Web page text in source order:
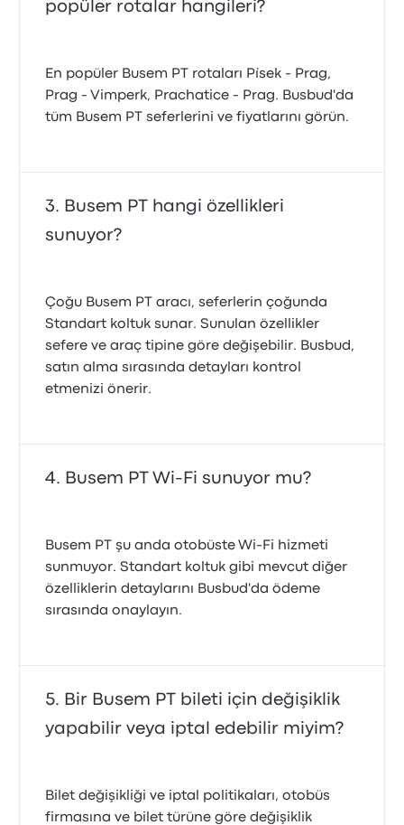
popüler rotalar hangileri?
En popüler Busem PT rotaları Písek - Prag,
Prag - Vimperk, Prachatice - Prag. Busbud'da
tüm Busem PT seferlerini ve fiyatlarını görün.
Busem PT hangi özellikleri
sunuyor?
Çoğu Busem PT aracı, seferlerin çoğunda
Standart koltuk sunar. Sunulan özellikler
sefere ve araç tipine göre değişebilir. Busbud,
satın alma sırasında detayları kontrol
etmenizi önerir.
Busem PT Wi-Fi sunuyor mu?
Busem PT şu anda otobüste Wi‑Fi hizmeti
sunmuyor. Standart koltuk gibi mevcut diğer
özelliklerin detaylarını Busbud'da ödeme
sırasında onaylayın.
Bir Busem PT bileti için değişiklik
yapabilir veya iptal edebilir miyim?
Bilet değişikliği ve iptal politikaları, otobüs
firmasına ve bilet türüne göre değişiklik